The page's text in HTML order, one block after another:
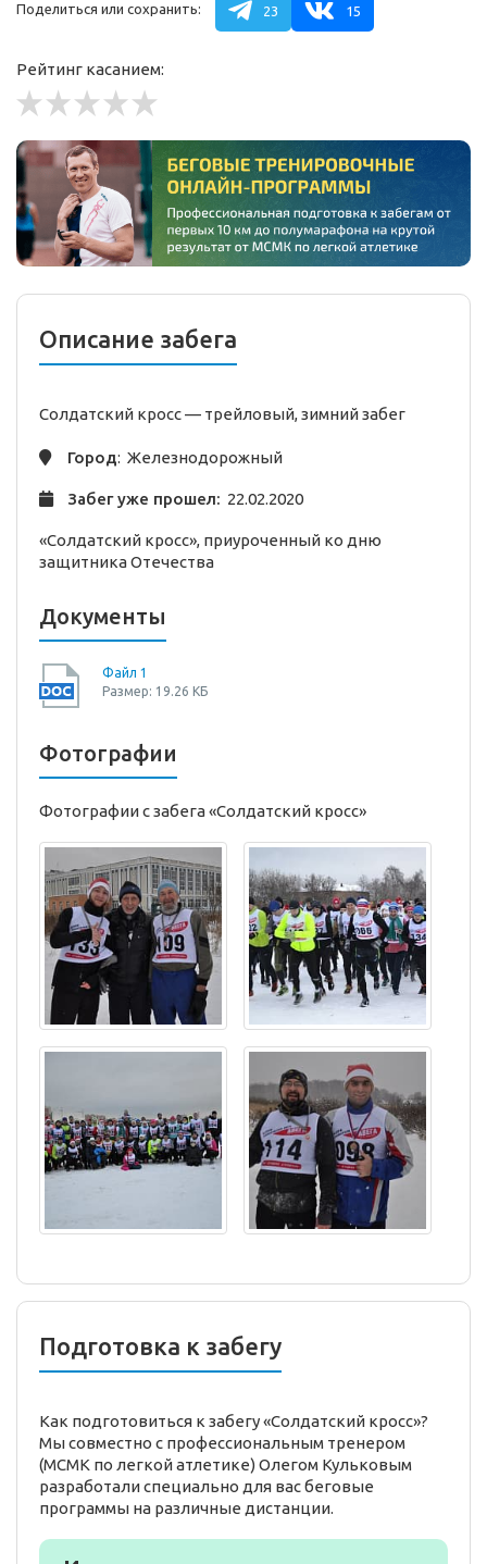
Поделиться или сохранить: 23 15
Рейтинг касанием:
Описание забега
Солдатский кросс — трейловый,зимнийзабег
Город: Железнодорожный
Забег уже прошел: 22.02.2020
«Солдатский кросс», приуроченный ко дню
защитника Отечества
Документы
Файл 1
Размер: 19.26 КБ
Фотографии
Фотографии с забега «Солдатский кросс»
Подготовка к забегу
Как подготовиться к забегу «Солдатский кросс»?
Мы совместно с профессиональным тренером
(МСМК по легкой атлетике) Олегом Кульковым
разработали специально для вас беговые
программы на различные дистанции.